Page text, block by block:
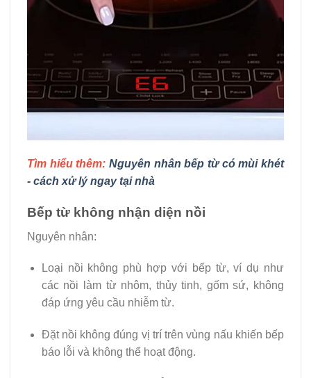
Tìm hiểu thêm: Nguyên nhân bếp từ có mùi khét
- cách xử lý ngay tại nhà
Bếp từ không nhận diện nồi
Nguyên nhân:
Loại nồi không phù hợp với bếp từ, ví dụ như
các nồi làm từ nhôm, thủy tinh, gốm sứ, không
đáp ứng yêu cầu nhiễm từ.
Đặt nồi không đúng vị trí trên vùng nấu khiến bếp
báo lỗi và không thể hoạt động.